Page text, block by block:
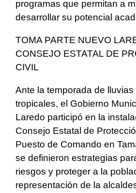
programas que permitan a
desarrollar su potencial
TOMA PARTE NUEVO
CONSEJO ESTATAL DE
CIVIL
Ante la temporada de
tropicales, el Gobierno
Laredo participó en la
Consejo Estatal de
Puesto de Comando en
se definieron estrategias
riesgos y proteger a la
representación de la